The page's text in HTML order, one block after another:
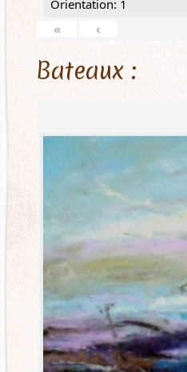
Orientation: 1
«
‹
Bateaux :